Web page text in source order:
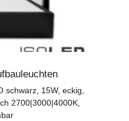
schwarz, 15W, eckig,
2700|3000|4000K,